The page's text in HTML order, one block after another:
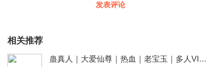
发表评论
相关推荐
蛊真人｜大爱仙尊｜热血｜老宝玉｜多人VIP免费有声剧